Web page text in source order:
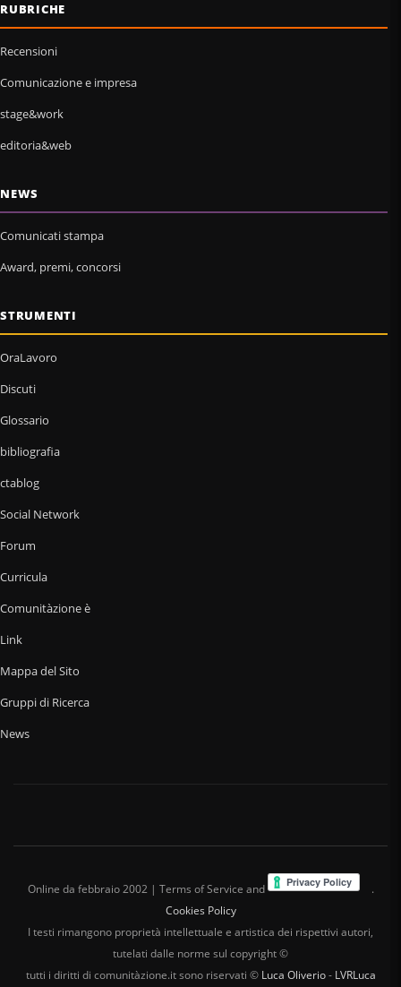
RUBRICHE
Recensioni
Comunicazione e impresa
stage&work
editoria&web
NEWS
Comunicati stampa
Award, premi, concorsi
STRUMENTI
OraLavoro
Discuti
Glossario
bibliografia
ctablog
Social Network
Forum
Curricula
Comunitàzione è
Link
Mappa del Sito
Gruppi di Ricerca
News
Online da febbraio 2002 | Terms of Service and
.
Cookies Policy
I testi rimangono proprietà intellettuale e artistica dei rispettivi autori,
tutelati dalle norme sul copyright ©
tutti i diritti di comunitàzione.it sono riservati © Luca Oliverio- LVRLuca